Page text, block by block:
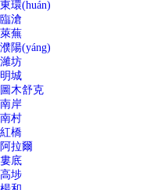
東環(huán)
臨滄
萊蕪
濮陽(yáng)
濰坊
明城
圖木舒克
南岸
南村
紅橋
阿拉爾
婁底
高埗